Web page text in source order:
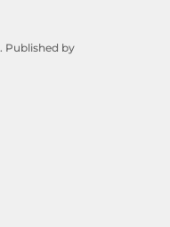
Published by